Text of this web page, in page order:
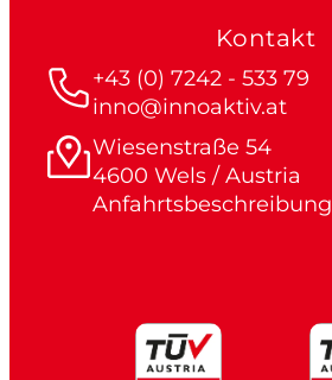
Kontakt
+43 (0) 7242 - 533 79
inno@innoaktiv.at
Wiesenstraße 54
4600 Wels / Austria
Anfahrtsbeschreibung